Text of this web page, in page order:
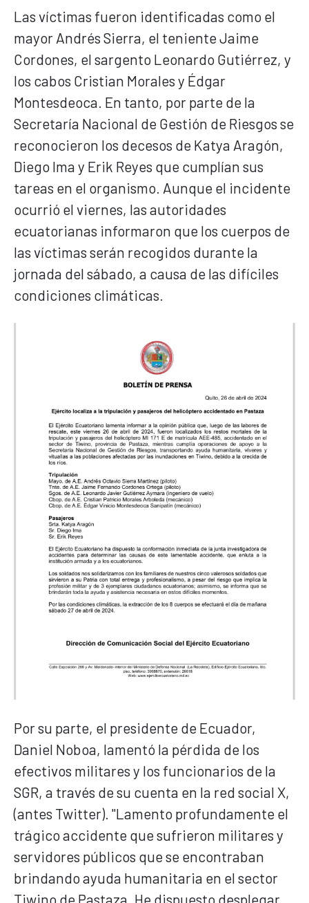
Las víctimas fueron identificadas como el
mayor Andrés Sierra, el teniente Jaime
Cordones, el sargento Leonardo Gutiérrez, y
los cabos Cristian Morales y Édgar
Montesdeoca. En tanto, por parte de la
Secretaría Nacional de Gestión de Riesgos se
reconocieron los decesos de Katya Aragón,
Diego Ima y Erik Reyes que cumplían sus
tareas en el organismo. Aunque el incidente
ocurrió el viernes, las autoridades
ecuatorianas informaron que los cuerpos de
las víctimas serán recogidos durante la
jornada del sábado, a causa de las difíciles
condiciones climáticas.
Por su parte, el presidente de Ecuador,
Daniel Noboa, lamentó la pérdida de los
efectivos militares y los funcionarios de la
SGR, a través de su cuenta en la red social X,
(antes Twitter). "Lamento profundamente el
trágico accidente que sufrieron militares y
servidores públicos que se encontraban
brindando ayuda humanitaria en el sector
Tiwino de Pastaza. He dispuesto desplegar